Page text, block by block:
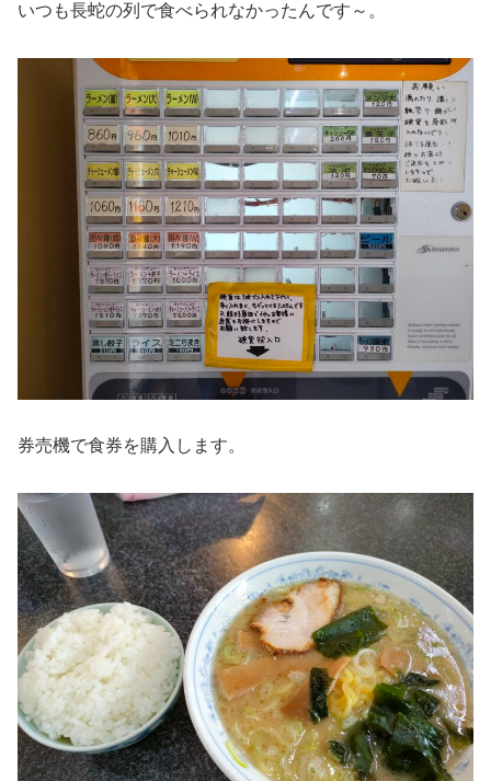
いつも長蛇の列で食べられなかったんです～。
券売機で食券を購入します。